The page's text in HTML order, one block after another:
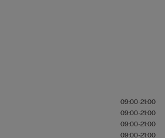
09:00-21:00
09:00-21:00
09:00-21:00
09:00-21:00